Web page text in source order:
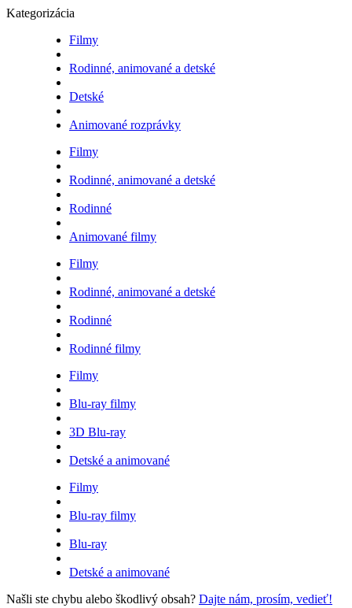
Kategorizácia
Filmy
Rodinné, animované a detské
Detské
Animované rozprávky
Filmy
Rodinné, animované a detské
Rodinné
Animované filmy
Filmy
Rodinné, animované a detské
Rodinné
Rodinné filmy
Filmy
Blu-ray filmy
3D Blu-ray
Detské a animované
Filmy
Blu-ray filmy
Blu-ray
Detské a animované
Našli ste chybu alebo škodlivý obsah? Dajte nám, prosím, vedieť!